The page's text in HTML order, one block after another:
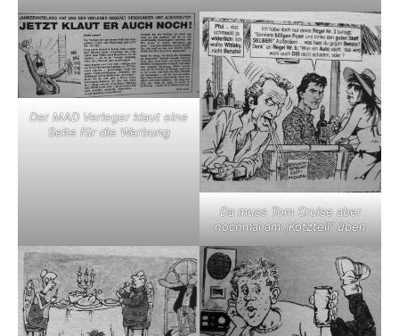
Der MAD Verleger klaut eine
Seite für die Werbung
Da muss Tom Cruise aber
nochmal am „Kotzteil“ üben